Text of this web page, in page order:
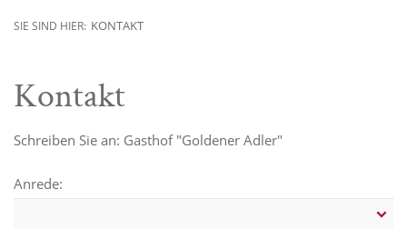
SIE SIND HIER: KONTAKT
Kontakt
Schreiben Sie an: Gasthof "Goldener Adler"
Anrede: